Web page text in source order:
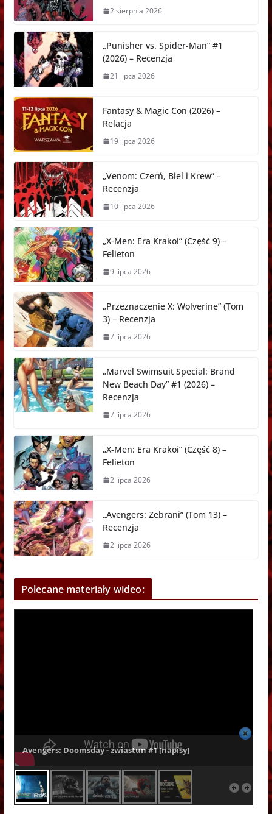
r
2 sierpnia 2026
„Punisher vs. Spider-Man” #1
(2026) – Recenzja
21 lipca 2026
Fantasy & Magic Con (2026) –
Relacja
19 lipca 2026
„Venom: Czerń, Biel i Krew” –
Recenzja
10 lipca 2026
„X-Men: Era Krakoi” (Część 9) –
Felieton
9 lipca 2026
„Przeznaczenie X: Wolverine” (Tom
3) – Recenzja
7 lipca 2026
„Marvel Swimsuit Special: Brand
New Beach Day” #1 (2026) –
Recenzja
7 lipca 2026
„X-Men: Era Krakoi” (Część 8) –
Felieton
2 lipca 2026
„Avengers: Zebrani” (Tom 13) –
Recenzja
2 lipca 2026
Polecane materiały wideo:
Avengers: Doomsday - zwiastun #1 [napisy]